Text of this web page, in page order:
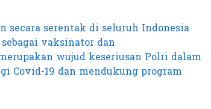
secara serentak di seluruh Indonesia
vaksinator dan
wujud keseriusan Polri dalam
Covid-19 dan mendukung program